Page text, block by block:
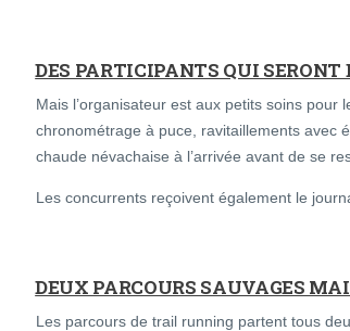
DES PARTICIPANTS QUI SERONT
Mais l’organisateur est aux petits soins pour
chronométrage à puce, ravitaillements avec
chaude névachaise à l’arrivée avant de se
Les concurrents reçoivent également le
DEUX PARCOURS SAUVAGES
Les parcours de trail running partent tous